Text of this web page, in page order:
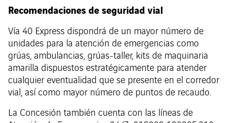
Recomendaciones de seguridad vial
Vía 40 Express dispondrá de un mayor número de
unidades para la atención de emergencias como
grúas, ambulancias, grúas-taller, kits de maquinaria
amarilla dispuestos estratégicamente para atender
cualquier eventualidad que se presente en el corredor
vial, así como mayor número de puntos de recaudo.
La Concesión también cuenta con las líneas de